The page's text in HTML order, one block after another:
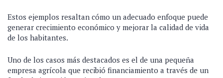
Estos ejemplos resaltan cómo un adecuado enfoque puede
generar crecimiento económico y mejorar la calidad de vida
de los habitantes.
Uno de los casos más destacados es el de una pequeña
empresa agrícola que recibió financiamiento a través de un